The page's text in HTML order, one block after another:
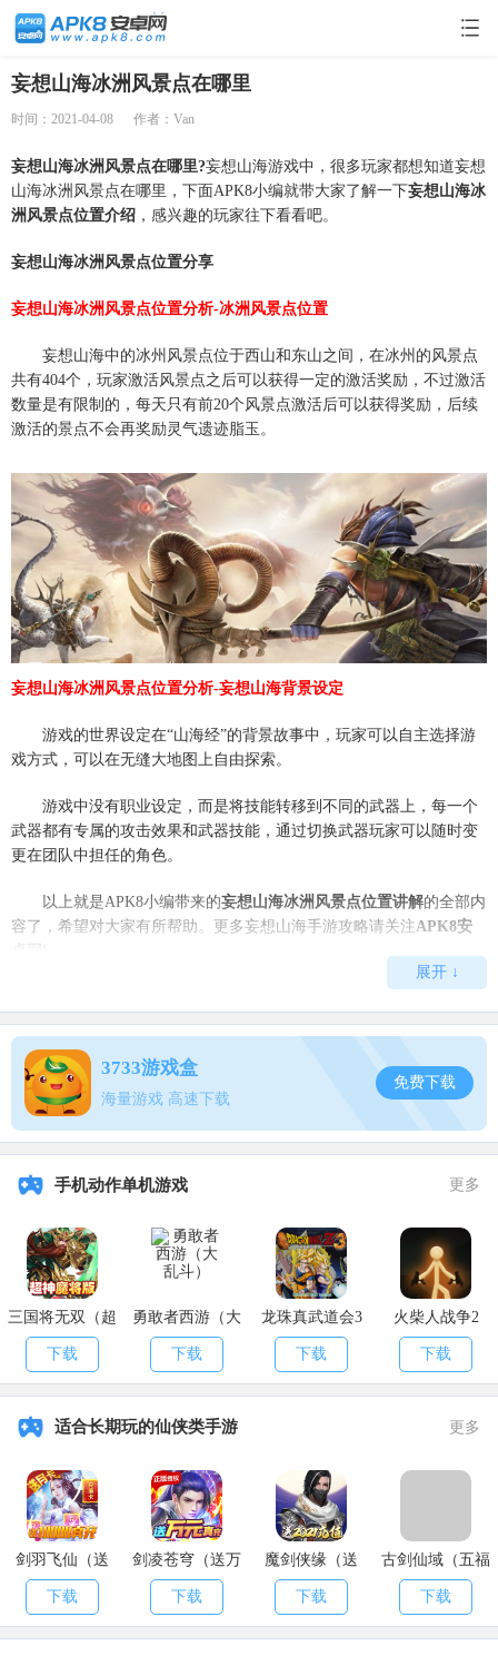
妄想山海冰洲风景点在哪里
时间：2021-04-08 作者：Van
妄想山海冰洲风景点在哪里?妄想山海游戏中，很多玩家都想知道妄想
山海冰洲风景点在哪里，下面APK8小编就带大家了解一下妄想山海冰
洲风景点位置介绍 ，感兴趣的玩家往下看看吧。
妄想山海冰洲风景点位置分享
妄想山海冰洲风景点位置分析-冰洲风景点位置
妄想山海中的冰州风景点位于西山和东山之间，在冰州的风景点
共有404个，玩家激活风景点之后可以获得一定的激活奖励，不过激活
数量是有限制的，每天只有前20个风景点激活后可以获得奖励，后续
激活的景点不会再奖励灵气遗迹脂玉。
妄想山海冰洲风景点位置分析-妄想山海背景设定
游戏的世界设定在“山海经”的背景故事中，玩家可以自主选择游
戏方式，可以在无缝大地图上自由探索。
游戏中没有职业设定，而是将技能转移到不同的武器上，每一个
武器都有专属的攻击效果和武器技能，通过切换武器玩家可以随时变
更在团队中担任的角色。
以上就是APK8小编带来的妄想山海冰洲风景点位置讲解的全部内
容了，希望对大家有所帮助。更多妄想山海手游攻略请关注APK8安
展开 ↓
3733游戏盒
海量游戏 高速下载
免费下载
手机动作单机游戏 更多
三国将无双（超
神魔将版）
下载
勇敢者西游（大
乱斗）
下载
龙珠真武道会3
下载
火柴人战争2
下载
适合长期玩的仙侠类手游 更多
剑羽飞仙（送
10000真充）
下载
剑凌苍穹（送万
元真充）
下载
魔剑侠缘（送
2021充值）
下载
古剑仙域（五福
送真充）
下载